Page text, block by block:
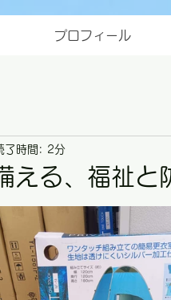
プロフィール
える、福祉と
了時間: 2分
す。